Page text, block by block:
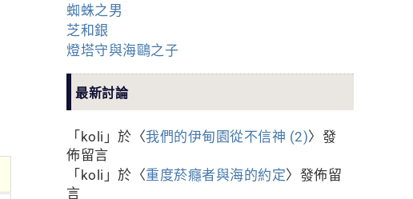
蜘蛛之男
芝和銀
燈塔守與海鷗之子
最新討論
「koli 」於〈我們的伊甸園從不信神 (2)〉發
佈留言
「koli 」於〈重度菸癮者與海的約定〉發佈留
言